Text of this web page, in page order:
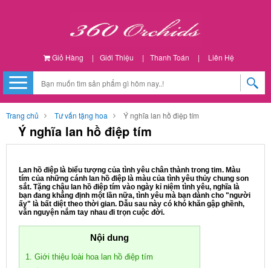
Giỏ Hàng | Giới Thiệu | Thanh Toán | Liên Hệ
Trang chủ Tư vấn tặng hoa Ý nghĩa lan hồ điệp tím
Ý nghĩa lan hồ điệp tím
Lan hồ điệp là biểu tượng của tình yêu chân thành trong tim. Màu
tím của những cánh lan hồ điệp là màu của tình yêu thủy chung son
sắt. Tặng chậu lan hồ điệp tím vào ngày kỉ niệm tình yêu, nghĩa là
bạn đang khẳng định một lần nữa, tình yêu mà bạn dành cho "người
ấy" là bất diệt theo thời gian. Dẫu sau này có khó khăn gập ghềnh,
vẫn nguyện nắm tay nhau đi trọn cuộc đời.
Nội dung
1. Giới thiệu loài hoa lan hồ điệp tím